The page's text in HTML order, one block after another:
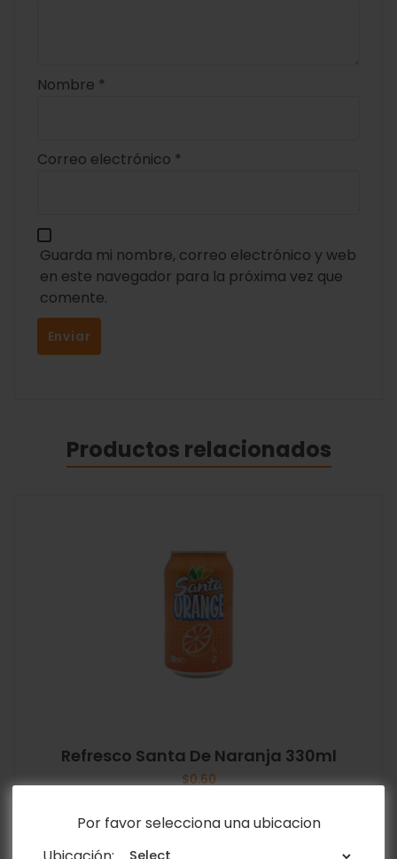
Por favor selecciona una ubicacion
Nombre *
Correo electrónico *
Guarda mi nombre, correo electrónico y web
en este navegador para la próxima vez que
comente.
Productos relacionados
Refresco Santa De Naranja 330ml
$0.60
Añadir al carrito